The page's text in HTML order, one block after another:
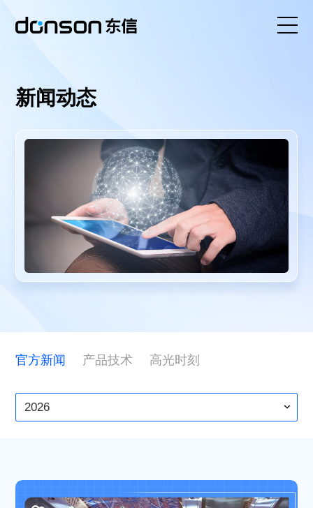
关于东信
联系东信
新闻动态
官方新闻 产品技术 高光时刻
2026